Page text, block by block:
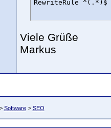
RewriteRule ^(.*)$
Viele Grüße
Markus
> Software > SEO